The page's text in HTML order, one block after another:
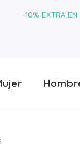
-10% EXTRA